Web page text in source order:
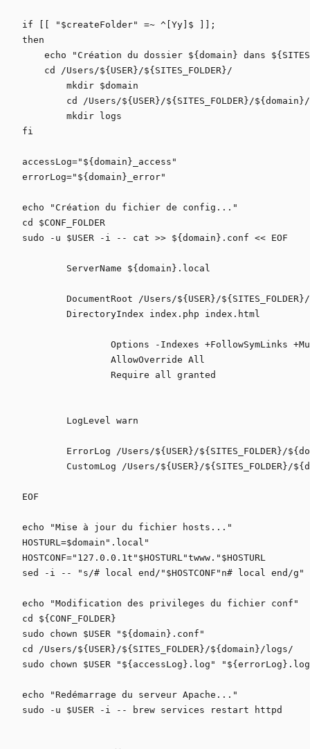
if [[ "$createFolder" =~ ^[Yy]$ ]];
then
echo "Création du dossier ${domain} dans
    cd /Users/${USER}/${SITES_FOLDER}/
fi
accessLog="${domain}_access"
errorLog="${domain}_error"
echo "Création du fichier de config..."
cd $CONF_FOLDER
sudo -u $USER -i -- cat >> ${domain}.conf << EOF
EOF
echo "Mise à jour du fichier hosts..."
HOSTURL=$domain".local"
HOSTCONF="127.0.0.1t"$HOSTURL"twww."$HOSTURL
sed -i -- "s/# local end/"$HOSTCONF"n# local end/
echo "Modification des privileges du fichier conf"
cd ${CONF_FOLDER}
sudo chown $USER "${domain}.conf"
cd /Users/${USER}/${SITES_FOLDER}/${domain}/logs/
sudo chown $USER "${accessLog}.log"
echo "Redémarrage du serveur Apache..."
sudo -u $USER -i -- brew services restart httpd